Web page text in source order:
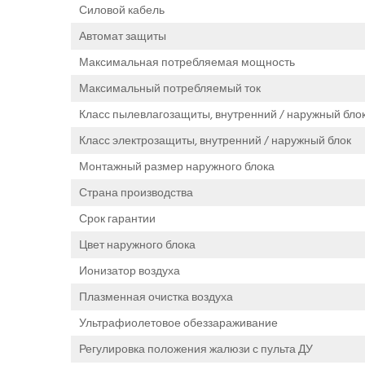
Силовой кабель
Автомат защиты
Максимальная потребляемая мощность
Максимальный потребляемый ток
Класс пылевлагозащиты, внутренний / наружный
Класс электрозащиты, внутренний / наружный блок
Монтажный размер наружного блока
Страна производства
Срок гарантии
Цвет наружного блока
Ионизатор воздуха
Плазменная очистка воздуха
Ультрафиолетовое обеззараживание
Регулировка положения жалюзи с пульта ДУ